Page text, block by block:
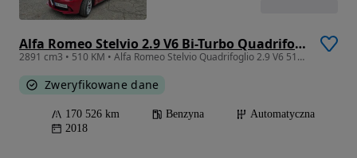
Alfa Romeo Stelvio 2.9 V6 Bi-Turbo Quadrifoglio Niring Q4
2891 cm3 • 510 KM • Alfa Romeo Stelvio Quadrifoglio 2.9 V6 510 KM
Zweryfikowane dane
170 526 km Benzyna
Automatyczna
2018